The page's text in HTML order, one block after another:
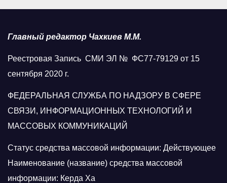
Главный редактор Чахкиев М.М.
Реестровая Запись СМИ ЭЛ № ФС77-79129 от 15
сентября 2020 г.
ФЕДЕРАЛЬНАЯ СЛУЖБА ПО НАДЗОРУ В СФЕРЕ
СВЯЗИ, ИНФОРМАЦИОННЫХ ТЕХНОЛОГИЙ И
МАССОВЫХ КОММУНИКАЦИЙ
Статус средства массовой информации: Действующее
Наименование (название) средства массовой
информации: Керда Ха